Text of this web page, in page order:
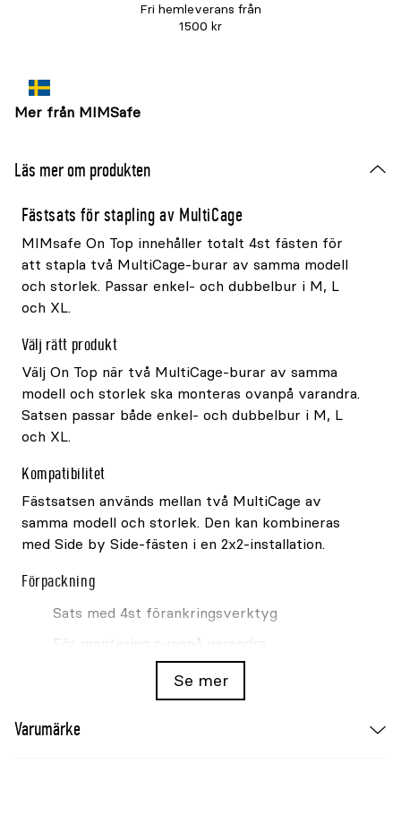
Fri hemleverans från
1500 kr
Mer från MIMSafe
Läs mer om produkten
Fästsats för stapling av MultiCage
MIMsafe On Top innehåller totalt 4st fästen för
att stapla två MultiCage-burar av samma modell
och storlek. Passar enkel- och dubbelbur i M, L
och XL.
Välj rätt produkt
Välj On Top när två MultiCage-burar av samma
modell och storlek ska monteras ovanpå varandra.
Satsen passar både enkel- och dubbelbur i M, L
och XL.
Kompatibilitet
Fästsatsen används mellan två MultiCage av
samma modell och storlek. Den kan kombineras
med Side by Side-fästen i en 2x2-installation.
Förpackning
Sats med 4st förankringsverktyg
För montering ovanpå varandra
Se mer
Varumärke